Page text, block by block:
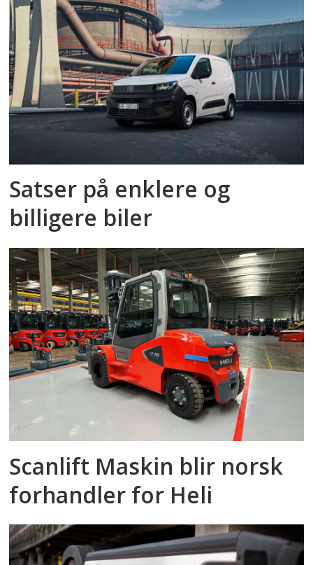
Satser på enklere og
billigere biler
Scanlift Maskin blir norsk
forhandler for Heli